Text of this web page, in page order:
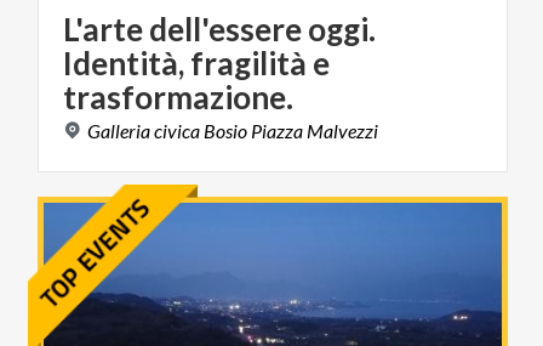
L'arte dell'essere oggi.
Identità, fragilità e
trasformazione.
Galleriacivica Bosio Piazza Malvezzi